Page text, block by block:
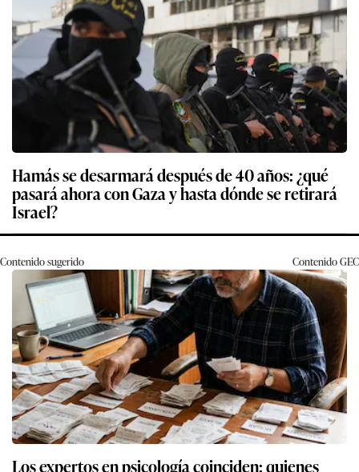
Hamás se desarmará después de 40 años: ¿qué
pasará ahora con Gaza y hasta dónde se retirará
Israel?
Contenido sugerido ContenidoGEC
Los expertos en psicología coinciden: quienes